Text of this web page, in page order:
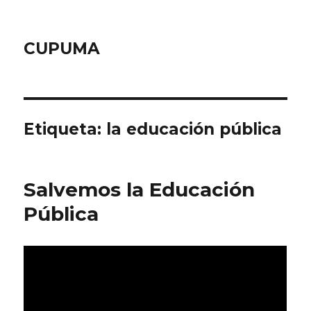
CUPUMA
Etiqueta: la educación pública
Salvemos la Educación
Pública